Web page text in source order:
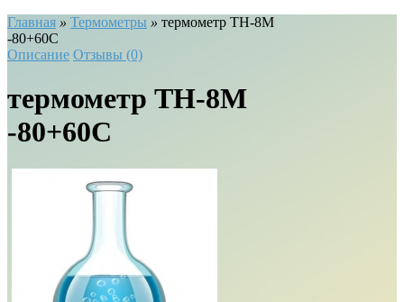
Главная » Термометры » термометр ТН-8М
-80+60С
Описание Отзывы (0)
термометр ТН-8М
-80+60С